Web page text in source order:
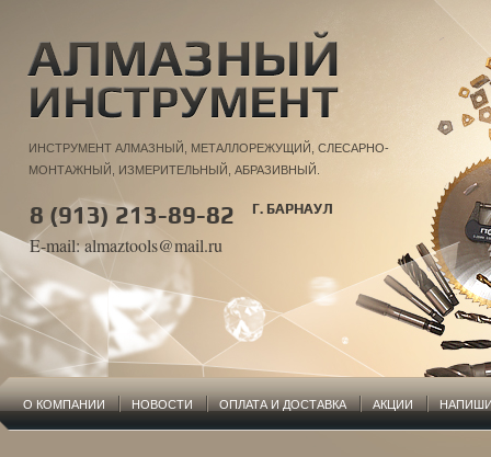
ИНСТРУМЕНТ АЛМАЗНЫЙ, МЕТАЛЛОРЕЖУЩИЙ, СЛЕСАРНО-
МОНТАЖНЫЙ, ИЗМЕРИТЕЛЬНЫЙ, АБРАЗИВНЫЙ.
8 (913) 213-89-82
E-mail:almaztools@mail.ru
Г. БАРНАУЛ
О КОМПАНИИ НОВОСТИ ОПЛАТА И ДОСТАВКА АКЦИИ